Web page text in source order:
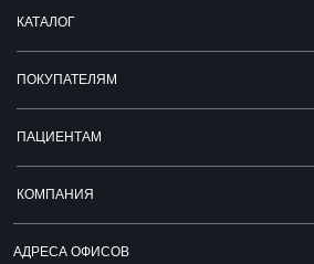
КАТАЛОГ
ПОКУПАТЕЛЯМ
ПАЦИЕНТАМ
КОМПАНИЯ
АДРЕСА ОФИСОВ